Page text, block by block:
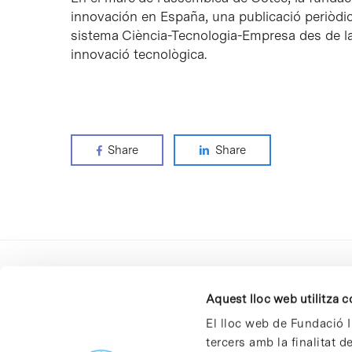
Aquest lloc web utilitza
El lloc web de Fundació
tercers amb la finalitat
innovación en España, una publicació
sistema Ciència-Tecnologia-Empresa des de
innovació tecnològica.
Share Share